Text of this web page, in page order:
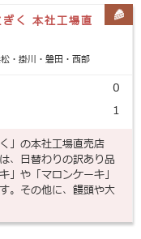
く 本社工場直
・掛川・磐田・西部
0
1
」の本社工場直売店
、日替わりの訳あり品
」や「マロンケーキ」
。その他に、饅頭や大